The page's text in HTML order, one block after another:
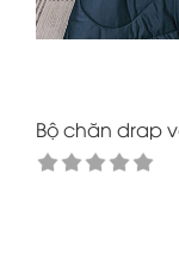
Bộ chăn drap